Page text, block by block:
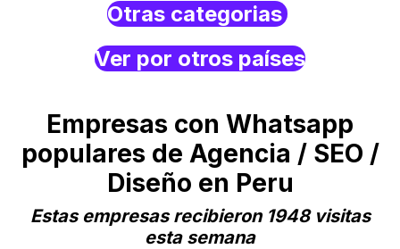
Otras categorias
Ver por otros países
Empresas con Whatsapp
populares de Agencia / SEO /
Diseño en Peru
Estas empresas recibieron 1948 visitas
esta semana